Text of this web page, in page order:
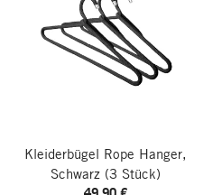
Kleiderbügel Rope Hanger,
Schwarz (3 Stück)